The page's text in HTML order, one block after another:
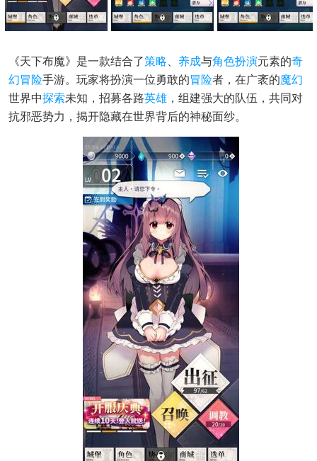
《天下布魔》是一款结合了策略 养成与角色扮演元素的奇
幻冒险手游。玩家将扮演一位勇敢的冒险者，在广袤的魔幻
世界中探索未知，招募各路英雄 ，组建强大的队伍，共同对
抗邪恶势力，揭开隐藏在世界背后的神秘面纱。